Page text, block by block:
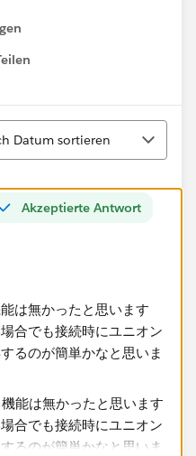
Datum sortieren
Akzeptierte Antwort
は無かったと思います
合でも接続時にユニオン
るのが簡単かなと思いま